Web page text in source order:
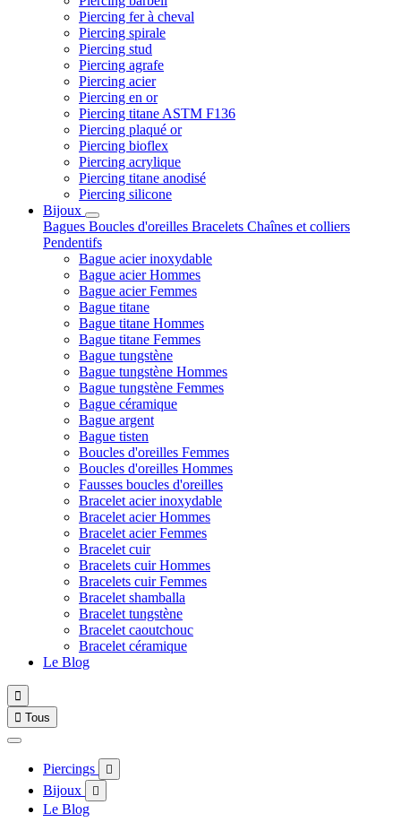
Piercing fer à cheval
Piercing spirale
Piercing stud
Piercing agrafe
Piercing acier
Piercing en or
Piercing titane ASTM F136
Piercing plaqué or
Piercing bioflex
Piercing acrylique
Piercing titane anodisé
Piercing silicone
Bijoux
Bagues Boucles d'oreilles Bracelets Chaînes et colliers
Pendentifs
Bague acier inoxydable
Bague acier Hommes
Bague acier Femmes
Bague titane
Bague titane Hommes
Bague titane Femmes
Bague tungstène
Bague tungstène Hommes
Bague tungstène Femmes
Bague céramique
Bague argent
Bague tisten
Boucles d'oreilles Femmes
Boucles d'oreilles Hommes
Fausses boucles d'oreilles
Bracelet acier inoxydable
Bracelet acier Hommes
Bracelet acier Femmes
Bracelet cuir
Bracelets cuir Hommes
Bracelets cuir Femmes
Bracelet shamballa
Bracelet tungstène
Bracelet caoutchouc
Bracelet céramique
Le Blog

 Tous
Piercings 
Bijoux 
Le Blog